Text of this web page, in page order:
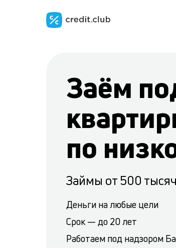
Заём
по
Займы от 500
Деньги на любые цели
Срок — до 20 лет
Работаем под надзором